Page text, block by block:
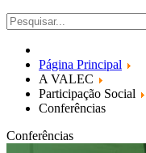
Página Principal
A VALEC
Participação Social
Conferências
Conferências